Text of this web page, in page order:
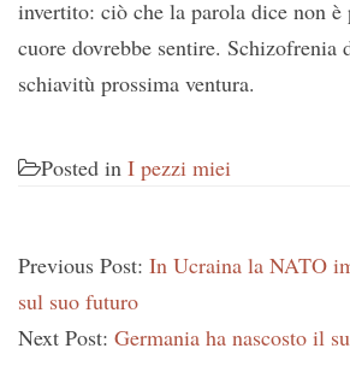
invertito: ciò che la parola dice non
cuore dovrebbe sentire. Schizofrenia
schiavitù prossima ventura.
Posted in I pezzi miei
Previous Post: In Ucraina la NATO
sul suo futuro
Next Post: Germania ha nascosto il